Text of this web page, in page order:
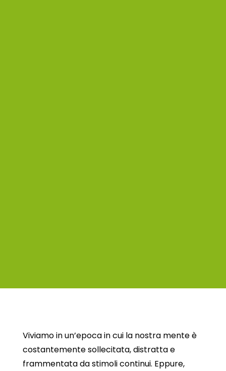
Viviamo in un’epoca in cui la nostra mente è
costantemente sollecitata, distratta e
frammentata da stimoli continui. Eppure,